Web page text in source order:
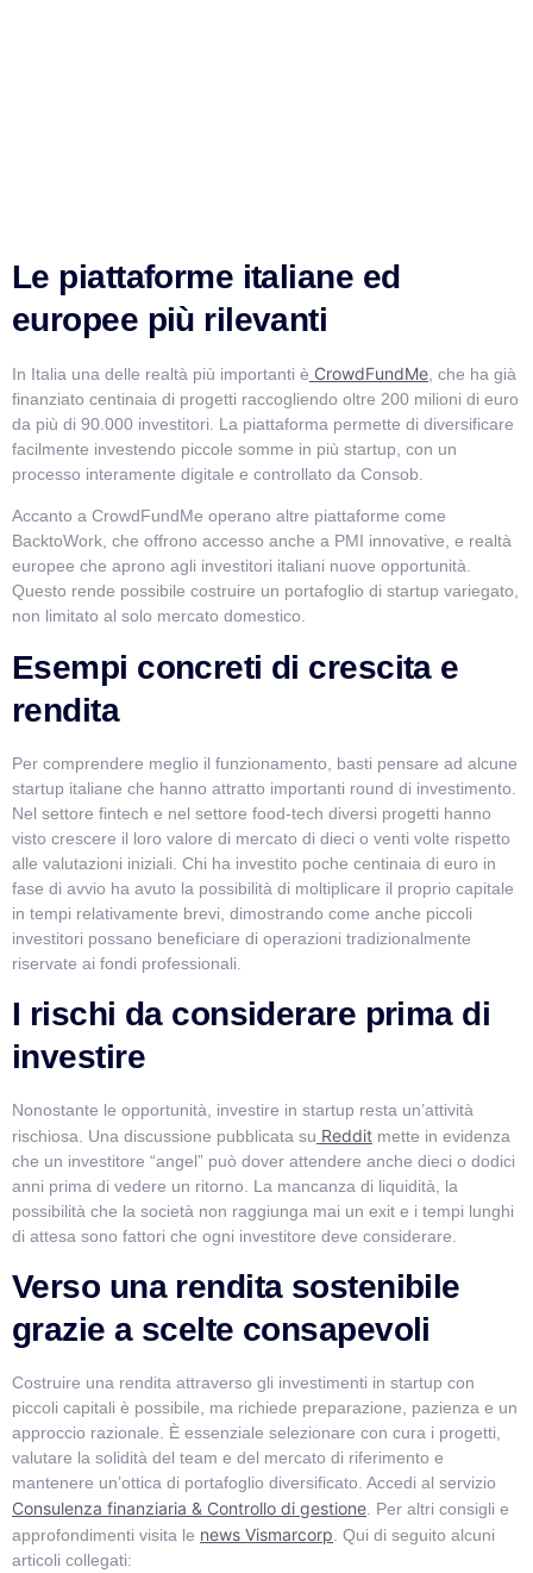
Le piattaforme italiane ed
europee più rilevanti
In Italia una delle realtà più importanti è CrowdFundMe , che ha già
finanziato centinaia di progetti raccogliendo oltre 200 milioni di euro
da più di 90.000 investitori. La piattaforma permette di diversificare
facilmente investendo piccole somme in più startup, con un
processo interamente digitale e controllato da Consob.
Accanto a CrowdFundMe operano altre piattaforme come
BacktoWork, che offrono accesso anche a PMI innovative, e realtà
europee che aprono agli investitori italiani nuove opportunità.
Questo rende possibile costruire un portafoglio di startup variegato,
non limitato al solo mercato domestico.
Esempi concreti di crescita e
rendita
Per comprendere meglio il funzionamento, basti pensare ad alcune
startup italiane che hanno attratto importanti round di investimento.
Nel settore fintech e nel settore food-tech diversi progetti hanno
visto crescere il loro valore di mercato di dieci o venti volte rispetto
alle valutazioni iniziali. Chi ha investito poche centinaia di euro in
fase di avvio ha avuto la possibilità di moltiplicare il proprio capitale
in tempi relativamente brevi, dimostrando come anche piccoli
investitori possano beneficiare di operazioni tradizionalmente
riservate ai fondi professionali.
I rischi da considerare prima di
investire
Nonostante le opportunità, investire in startup resta un’attività
rischiosa. Una discussione pubblicata su Reddit mette in evidenza
che un investitore “angel” può dover attendere anche dieci o dodici
anni prima di vedere un ritorno. La mancanza di liquidità, la
possibilità che la società non raggiunga mai un exit e i tempi lunghi
di attesa sono fattori che ogni investitore deve considerare.
Verso una rendita sostenibile
grazie a scelte consapevoli
Costruire una rendita attraverso gli investimenti in startup con
piccoli capitali è possibile, ma richiede preparazione, pazienza e un
approccio razionale. È essenziale selezionare con cura i progetti,
valutare la solidità del team e del mercato di riferimento e
mantenere un’ottica di portafoglio diversificato. Accedi al servizio
Consulenza finanziaria & Controllo di gestione. Per altri consigli e
approfondimenti visita le news Vismarcorp. Qui di seguito alcuni
articoli collegati: